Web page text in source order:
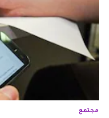
مجتمع